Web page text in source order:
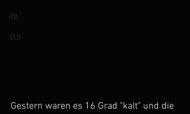
ITA
SUI
Gestern waren es 16 Grad "kalt" und die